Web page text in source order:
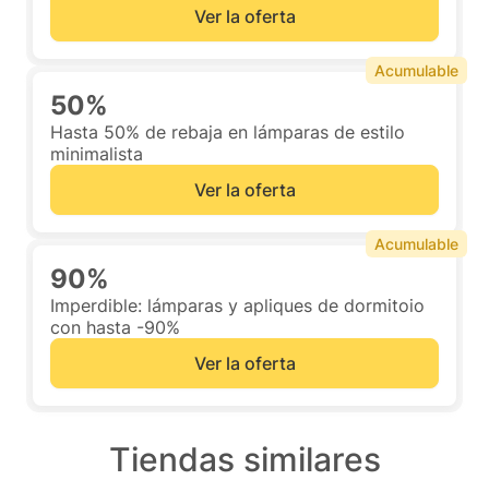
Ver la oferta
50%
Hasta 50% de rebaja en lámparas de estilo
minimalista
Ver la oferta
Acumulable
90%
Imperdible: lámparas y apliques de dormitoio
con hasta -90%
Ver la oferta
Acumulable
Tiendas similares